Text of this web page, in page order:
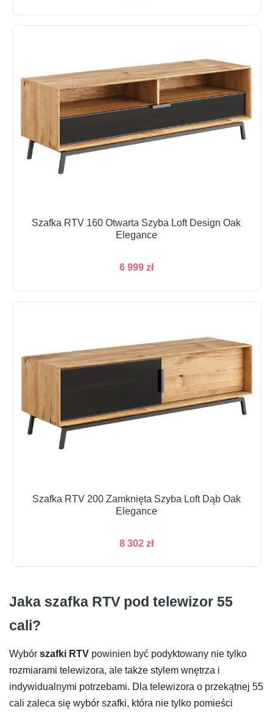
Szafka RTV 160 Otwarta Szyba Loft Design Oak
Elegance
6 999 zł
Szafka RTV 200 Zamknięta Szyba Loft Dąb Oak
Elegance
8 302 zł
Jaka szafka RTV pod telewizor 55
cali?
Wybór szafki RTV powinien być podyktowany nie tylko
rozmiarami telewizora, ale także stylem wnętrza i
indywidualnymi potrzebami. Dla telewizora o przekątnej 55
cali zaleca się wybór szafki, która nie tylko pomieści